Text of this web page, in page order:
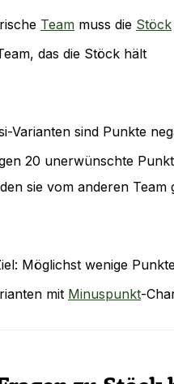
Team muss die Stöck
das die Stöck hält
Varianten sind Punkte
20 unerwünschte
sie vom anderen Team
Möglichst wenige
mit Minuspunkt-